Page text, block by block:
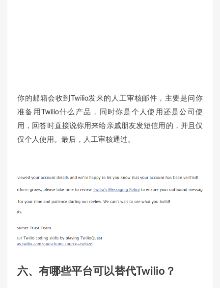
你的邮箱会收到Twilio发来的人工审核邮件，主要是问你
准备用Twilio什么产品，同时你是个人使用还是公司使
用，回答时直接说你用来给亲戚朋友发短信用的，并且仅
仅个人使用。最后，人工审核通过。
六、有哪些平台可以替代Twilio？